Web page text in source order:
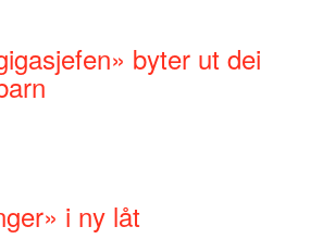
byter ut dei
i ny låt